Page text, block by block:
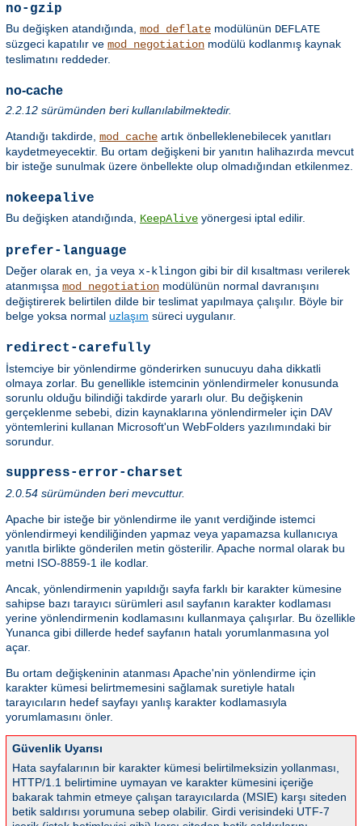
no-gzip
Bu değişken atandığında, mod_deflate modülünün DEFLATE
süzgeci kapatılır ve mod_negotiation modülü kodlanmış kaynak
teslimatını reddeder.
no-cache
2.2.12 sürümünden beri kullanılabilmektedir.
Atandığı takdirde, mod_cache artık önbelleklenebilecek yanıtları
kaydetmeyecektir. Bu ortam değişkeni bir yanıtın halihazırda mevcut
bir isteğe sunulmak üzere önbellekte olup olmadığından etkilenmez.
nokeepalive
Bu değişken atandığında, KeepAlive yönergesi iptal edilir.
prefer-language
Değer olarak en, ja veya x-klingon gibi bir dil kısaltması verilerek
atanmışsa mod_negotiation modülünün normal davranışını
değiştirerek belirtilen dilde bir teslimat yapılmaya çalışılır. Böyle bir
belge yoksa normal uzlaşım süreci uygulanır.
redirect-carefully
İstemciye bir yönlendirme gönderirken sunucuyu daha dikkatli
olmaya zorlar. Bu genellikle istemcinin yönlendirmeler konusunda
sorunlu olduğu bilindiği takdirde yararlı olur. Bu değişkenin
gerçeklenme sebebi, dizin kaynaklarına yönlendirmeler için DAV
yöntemlerini kullanan Microsoft'un WebFolders yazılımındaki bir
sorundur.
suppress-error-charset
2.0.54 sürümünden beri mevcuttur.
Apache bir isteğe bir yönlendirme ile yanıt verdiğinde istemci
yönlendirmeyi kendiliğinden yapmaz veya yapamazsa kullanıcıya
yanıtla birlikte gönderilen metin gösterilir. Apache normal olarak bu
metni ISO-8859-1 ile kodlar.
Ancak, yönlendirmenin yapıldığı sayfa farklı bir karakter kümesine
sahipse bazı tarayıcı sürümleri asıl sayfanın karakter kodlaması
yerine yönlendirmenin kodlamasını kullanmaya çalışırlar. Bu özellikle
Yunanca gibi dillerde hedef sayfanın hatalı yorumlanmasına yol
açar.
Bu ortam değişkeninin atanması Apache'nin yönlendirme için
karakter kümesi belirtmemesini sağlamak suretiyle hatalı
tarayıcıların hedef sayfayı yanlış karakter kodlamasıyla
yorumlamasını önler.
Güvenlik Uyarısı
Hata sayfalarının bir karakter kümesi belirtilmeksizin yollanması,
HTTP/1.1 belirtimine uymayan ve karakter kümesini içeriğe
bakarak tahmin etmeye çalışan tarayıcılarda (MSIE) karşı siteden
betik saldırısı yorumuna sebep olabilir. Girdi verisindeki UTF-7